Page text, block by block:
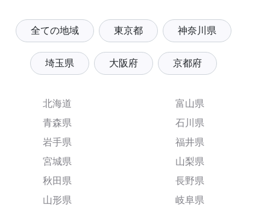
全ての地域 東京都 神奈川県
埼玉県 大阪府 京都府
北海道
青森県
岩手県
宮城県
秋田県
山形県
富山県
石川県
福井県
山梨県
長野県
岐阜県